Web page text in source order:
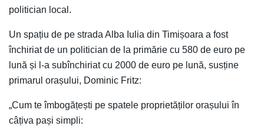
politician local.
Un spațiu de pe strada Alba Iulia din Timișoara a fost
închiriat de un politician de la primărie cu 580 de euro pe
lună și l-a subînchiriat cu 2000 de euro pe lună, susține
primarul orașului, Dominic Fritz:
„Cum te îmbogățești pe spatele proprietăților orașului în
câțiva pași simpli: